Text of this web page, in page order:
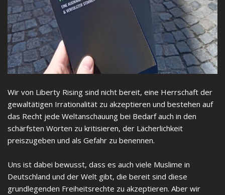
Wir von Liberty Rising sind nicht bereit, eine Herrschaft der
gewaltätigen Irrationalität zu akzeptieren und bestehen auf
das Recht jede Weltanschauung bei Bedarf auch in den
schärfsten Worten zu kritisieren, der Lächerlichkeit
preiszugeben und als Gefahr zu benennen.
Uns ist dabei bewusst, dass es auch viele Muslime in
Deutschland und der Welt gibt, die bereit sind diese
grundlegenden Freiheitsrechte zu akzeptieren. Aber wir